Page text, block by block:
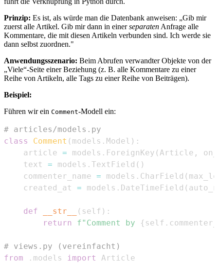
Prinzip: Es ist, als würde man die Datenbank anweisen: „Gib mir
zuerst alle Artikel. Gib mir dann in einerseparaten Anfrage alle
Kommentare, die mit diesen Artikeln verbunden sind. Ich werde sie
dann selbst zuordnen."
Anwendungsszenario: Beim Abrufen verwandter Objekte von der
„Viele“-Seite einer Beziehung (z. B. alle Kommentare zu einer
Reihe von Artikeln, alle Tags zu einer Reihe von Beiträgen).
Beispiel:
Führen wir ein Comment-Modell ein:
# articles/models.py
class
Comment ( models . Model ) :
    article
= models . ForeignKey (Article ,
    text
= models . TextField ( )
    commenter_name
= models . CharField (
    created_at
= models . DateTimeField (
def __str__ ( self ) :
return
f"Comment by { self .
# views.py (vereinfacht)
from
. models import